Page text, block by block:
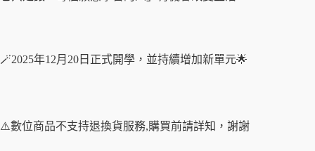
🪄2025年12月20日正式開學，並持續增加新單元🌟
⚠️數位商品不支持退換貨服務,購買前請詳知，謝謝